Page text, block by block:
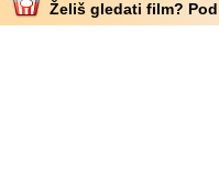
Želiš gledati film?